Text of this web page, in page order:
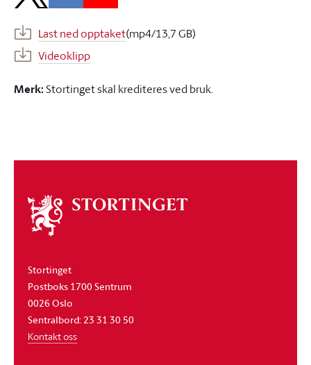
Last ned opptaket(mp4/13,7 GB)
Videoklipp
Merk:Stortinget skal krediteres ved bruk.
Om
stortinget
Stortinget
Postboks 1700 Sentrum
0026 Oslo
Sentralbord: 23 31 30 50
Kontakt oss